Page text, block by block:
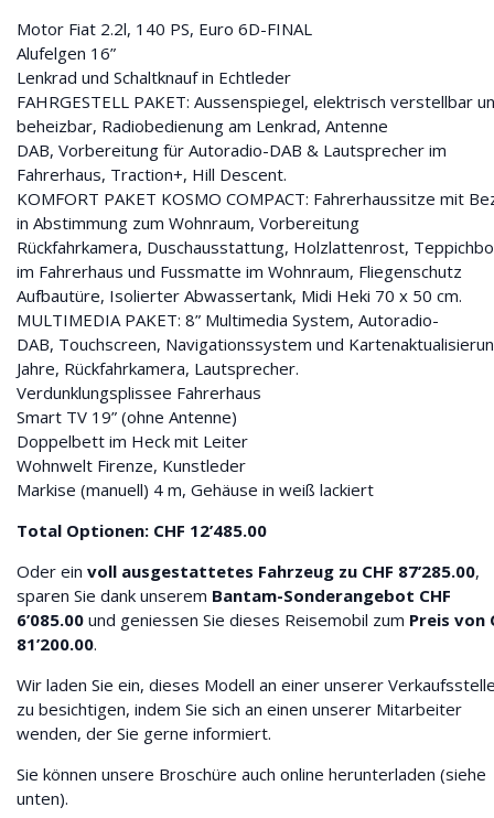
Motor Fiat 2.2l, 140 PS, Euro 6D-FINAL
Alufelgen 16”
Lenkrad und Schaltknauf in Echtleder
FAHRGESTELL PAKET: Aussenspiegel, elektrisch verstellbar
beheizbar, Radiobedienung am Lenkrad, Antenne
DAB, Vorbereitung für Autoradio-DAB & Lautsprecher im
Fahrerhaus, Traction+, Hill Descent.
KOMFORT PAKET KOSMO COMPACT: Fahrerhaussitze mit
in Abstimmung zum Wohnraum, Vorbereitung
Rückfahrkamera, Duschausstattung, Holzlattenrost,
im Fahrerhaus und Fussmatte im Wohnraum, Fliegenschutz
Aufbautüre, Isolierter Abwassertank, Midi Heki 70 x 50 cm.
MULTIMEDIA PAKET: 8” Multimedia System, Autoradio-
DAB, Touchscreen, Navigationssystem und
Jahre, Rückfahrkamera, Lautsprecher.
Verdunklungsplissee Fahrerhaus
Smart TV 19” (ohne Antenne)
Doppelbett im Heck mit Leiter
Wohnwelt Firenze, Kunstleder
Markise (manuell) 4 m, Gehäuse in weiß lackiert
Total Optionen: CHF 12’485.00
Oder ein voll ausgestattetes Fahrzeug zu CHF 87’285.00,
sparen Sie dank unserem Bantam-Sonderangebot CHF
6’085.00 und geniessen Sie dieses Reisemobil zum Preis von
81’200.00.
Wir laden Sie ein, dieses Modell an einer unserer
zu besichtigen, indem Sie sich an einen unserer Mitarbeiter
wenden, der Sie gerne informiert.
Sie können unsere Broschüre auch online herunterladen (siehe
unten).